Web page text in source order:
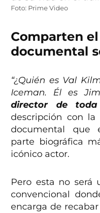
Foto: Prime Video
Comparten el
documental
“¿Quién es Val
Iceman. Él es
director de
descripción con
documental que
parte biográfica
icónico actor.
Pero esta no será
convencional
encarga de